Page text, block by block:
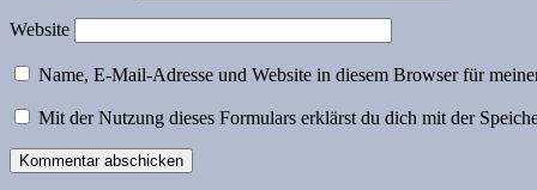
Website
Name, E-Mail-Adresse und Website in diesem Browser für
Mit der Nutzung dieses Formulars erklärst du dich mit der